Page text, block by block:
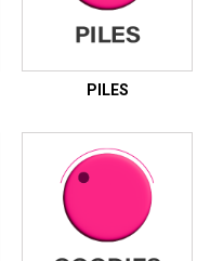
PILES